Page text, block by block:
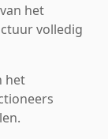
het
volledig
het